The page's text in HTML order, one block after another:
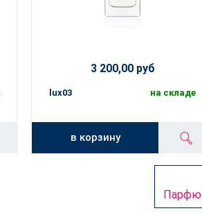
3 200,00 руб
lux03 на складе
в корзину